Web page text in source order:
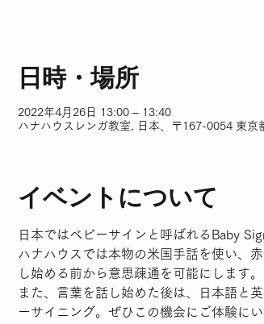
日時・場所
2022年4月26日 13:00 – 13:40
ハナハウスレンガ教室, 日本、〒167-0054 東京
イベントについて
日本ではベビーサインと呼ばれるBaby
ハナハウスでは本物の米国手話を使い、
し始める前から意思疎通を可能にします。
また、言葉を話し始めた後は、日本語と
ーサイニング。ぜひこの機会にご体験に